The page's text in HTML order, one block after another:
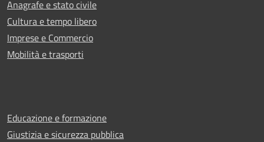
Anagrafe e stato civile
Cultura e tempo libero
Imprese e Commercio
Mobilità e trasporti
Educazione e formazione
Giustizia e sicurezza pubblica